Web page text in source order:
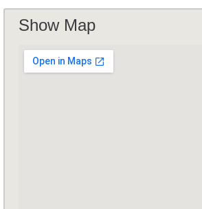
Show Map